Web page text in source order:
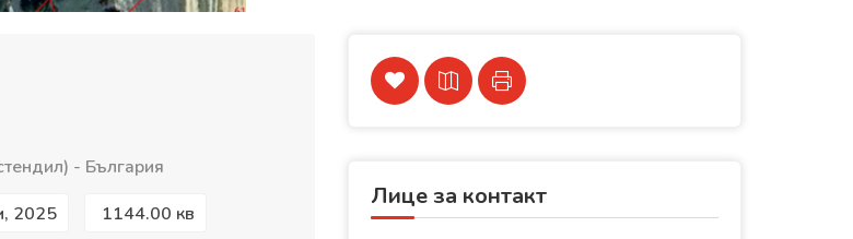
- България
2025 1144.00 кв
Лице за контакт